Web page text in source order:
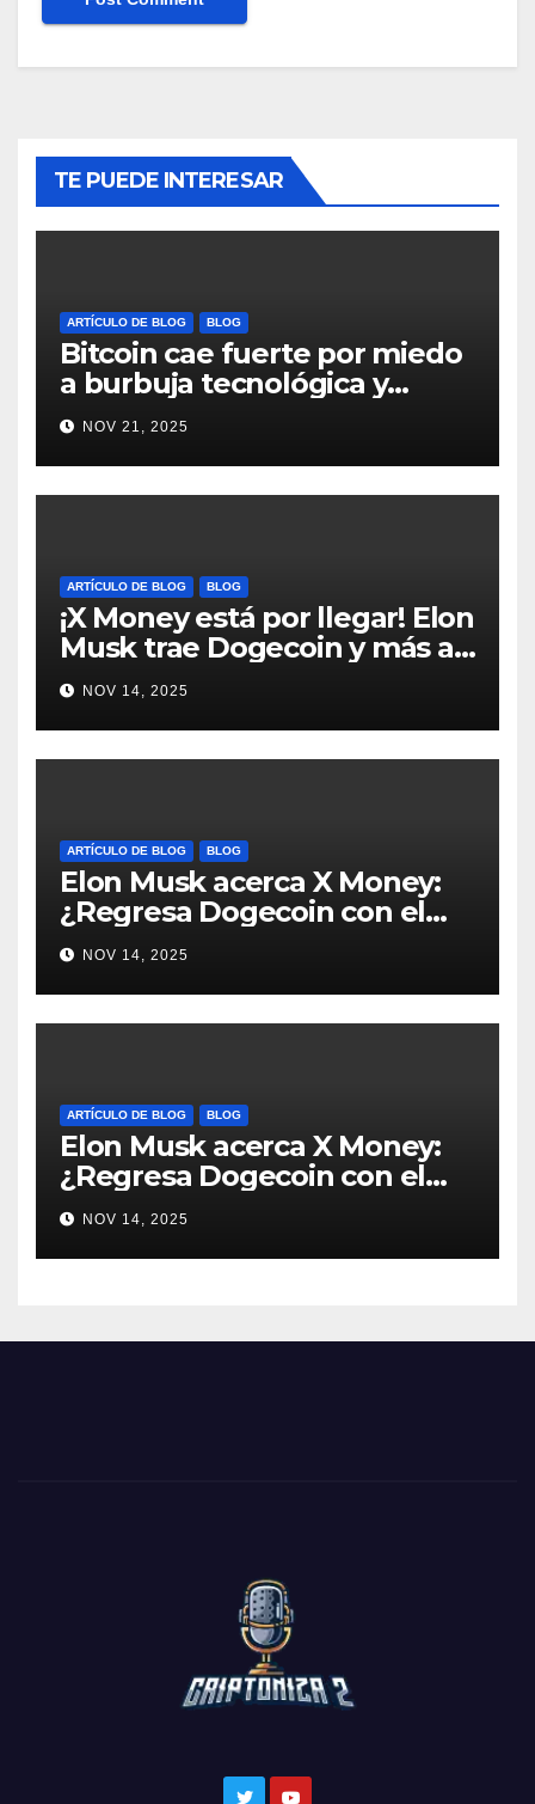
TE PUEDE INTERESAR
ARTÍCULO DE BLOG BLOG
Bitcoin cae fuerte por miedo
a burbuja tecnológica y
nervios en AI #crypto
#Bitcoin
NOV 21, 2025
ARTÍCULO DE BLOG BLOG
¡X Money está por llegar! Elon
Musk trae Dogecoin y más al
mundo de pagos #Crypto
#Dogecoin
NOV 14, 2025
ARTÍCULO DE BLOG BLOG
Elon Musk acerca X Money:
¿Regresa Dogecoin con el
nuevo pago nativo? #Cripto
#Dogecoin
NOV 14, 2025
ARTÍCULO DE BLOG BLOG
Elon Musk acerca X Money:
¿Regresa Dogecoin con el
nuevo pago nativo? #Cripto
#Dogecoin
NOV 14, 2025